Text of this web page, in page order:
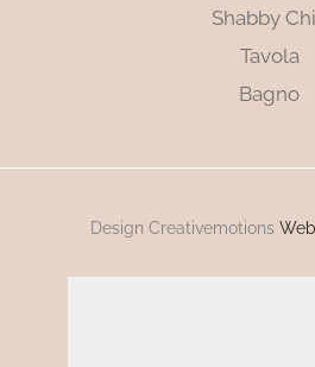
Shabby
Tavola
Bagno
Design Creativemotions